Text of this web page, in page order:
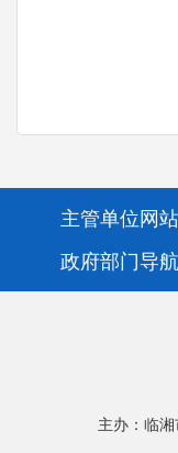
主管单位网站
政府部门导航
主办：临